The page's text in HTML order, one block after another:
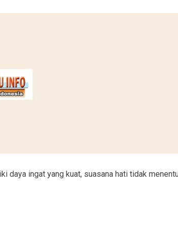
daya ingat yang kuat, suasana hati tidak